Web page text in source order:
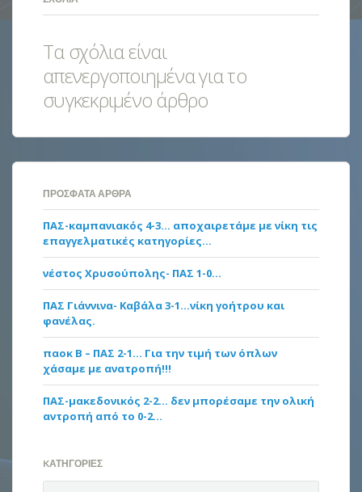
Τα σχόλια είναι
απενεργοποιημένα για το
συγκεκριμένο άρθρο
ΠΡΌΣΦΑΤΑ ΆΡΘΡΑ
ΠΑΣ-καμπανιακός 4-3… αποχαιρετάμε με νίκη τις
επαγγελματικές κατηγορίες…
νέστος Χρυσούπολης- ΠΑΣ 1-0…
ΠΑΣ Γιάννινα- Καβάλα 3-1…νίκη γοήτρου και
φανέλας.
παοκ Β – ΠΑΣ 2-1… Για την τιμή των όπλων
χάσαμε με ανατροπή!!!
ΠΑΣ-μακεδονικός 2-2… δεν μπορέσαμε την ολική
αντροπή από το 0-2…
KΑΤΗΓΟΡΊΕΣ